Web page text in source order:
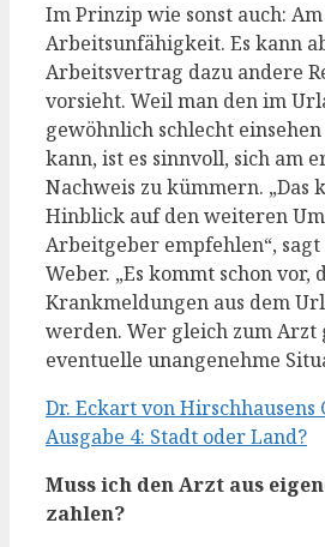
Im Prinzip wie sonst auch:
Arbeitsunfähigkeit. Es kann
Arbeitsvertrag dazu andere
vorsieht. Weil man den im
gewöhnlich schlecht einsehen
kann, ist es sinnvoll, sich am
Nachweis zu kümmern. „Das
Hinblick auf den weiteren
Arbeitgeber empfehlen“,
Weber. „Es kommt schon vor,
Krankmeldungen aus dem
werden. Wer gleich zum Arzt
eventuelle unangenehme
Dr. Eckart von Hirschhausens
Ausgabe 4: Stadt oder Land?
Muss ich den Arzt aus
zahlen?